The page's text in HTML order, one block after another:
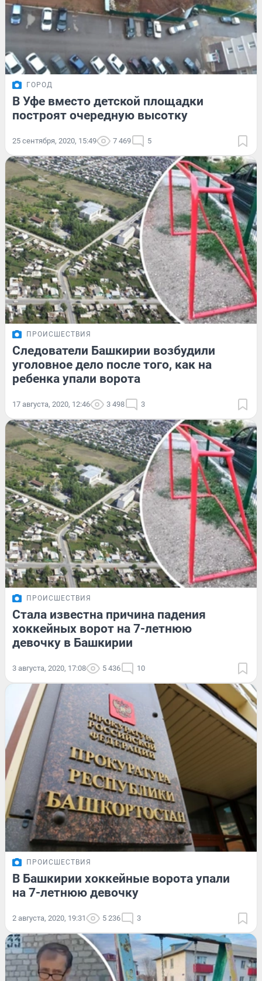
ГОРОД
В Уфе вместо детской площадки
построят очередную высотку
25 сентября, 2020, 15:49 7 469 5
ПРОИСШЕСТВИЯ
Следователи Башкирии возбудили
уголовное дело после того, как на
ребенка упали ворота
17 августа, 2020, 12:46 3 498 3
ПРОИСШЕСТВИЯ
Стала известна причина падения
хоккейных ворот на 7-летнюю
девочку в Башкирии
3 августа, 2020, 17:08 5 436 10
ПРОИСШЕСТВИЯ
В Башкирии хоккейные ворота упали
на 7-летнюю девочку
2 августа, 2020, 19:31 5 236 3